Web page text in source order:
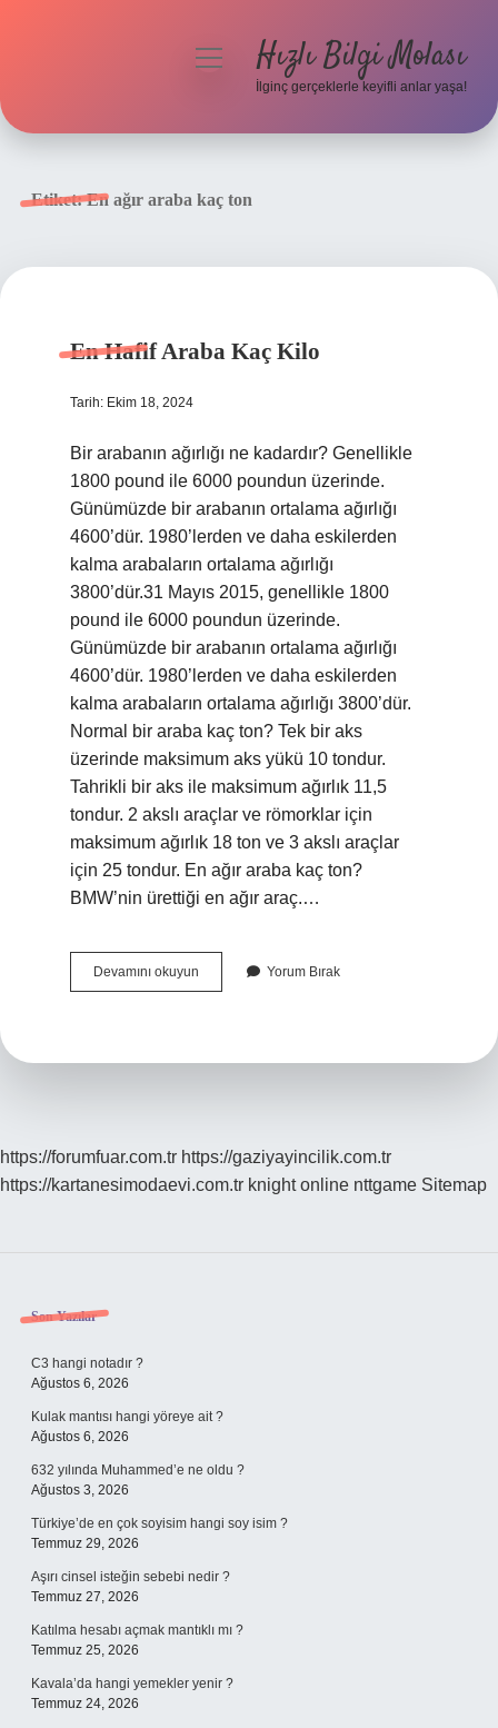
menüyüHızlı Bilgi Molası
İlginç gerçeklerle keyifli anlar yaşa!
Etiket:En ağır araba kaç ton
En Hafif Araba Kaç Kilo
Tarih: Ekim 18, 2024
Bir arabanın ağırlığı ne kadardır? Genellikle
1800 pound ile 6000 poundun üzerinde.
Günümüzde bir arabanın ortalama ağırlığı
4600’dür. 1980’lerden ve daha eskilerden
kalma arabaların ortalama ağırlığı
3800’dür.31 Mayıs 2015, genellikle 1800
pound ile 6000 poundun üzerinde.
Günümüzde bir arabanın ortalama ağırlığı
4600’dür. 1980’lerden ve daha eskilerden
kalma arabaların ortalama ağırlığı 3800’dür.
Normal bir araba kaç ton? Tek bir aks
üzerinde maksimum aks yükü 10 tondur.
Tahrikli bir aks ile maksimum ağırlık 11,5
tondur. 2 akslı araçlar ve römorklar için
maksimum ağırlık 18 ton ve 3 akslı araçlar
için 25 tondur. En ağır araba kaç ton?
BMW’nin ürettiği en ağır araç.…
Devamını okuyun
Hafif
Yorum Bırak
https://forumfuar.com.tr https://gaziyayincilik.com.tr
https://kartanesimodaevi.com.tr knight online nttgame Sitemap
Sidebar
Son Yazılar
C3 hangi notadır ?
Ağustos 6, 2026
Kulak mantısı hangi yöreye ait ?
Ağustos 6, 2026
632 yılında Muhammed’e ne oldu ?
Ağustos 3, 2026
Türkiye’de en çok soyisim hangi soy isim ?
Temmuz 29, 2026
Aşırı cinsel isteğin sebebi nedir ?
Temmuz 27, 2026
Katılma hesabı açmak mantıklı mı ?
Temmuz 25, 2026
Kavala’da hangi yemekler yenir ?
Temmuz 24, 2026